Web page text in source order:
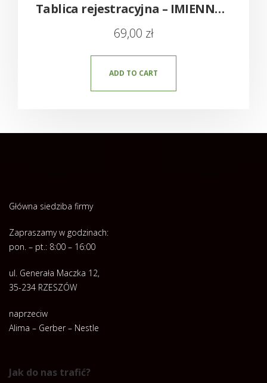
Tablica rejestracyjna – IMIENNA TIR
69,00 zł
ADD TO CART
Główna siedziba firmy
Zapraszamy w godzinach:
pon. – pt.: 8:00 – 16:00
ul. Generała Maczka 12,
35-234 RZESZÓW
naprzeciw
Alima – Gerber – Nestle
Jak do nas trafić?